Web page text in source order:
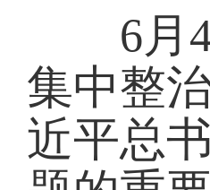
6月4
集中整
近平总